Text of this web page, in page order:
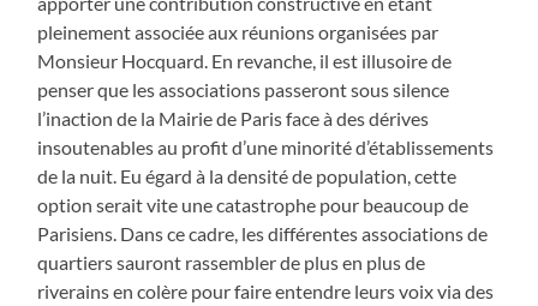
pleinement associée aux réunions organisées par
Monsieur Hocquard. En revanche, il est illusoire de
penser que les associations passeront sous silence
l’inaction de la Mairie de Paris face à des dérives
insoutenables au profit d’une minorité d’établissements
de la nuit. Eu égard à la densité de population, cette
option serait vite une catastrophe pour beaucoup de
Parisiens. Dans ce cadre, les différentes associations de
quartiers sauront rassembler de plus en plus de
riverains en colère pour faire entendre leurs voix via des